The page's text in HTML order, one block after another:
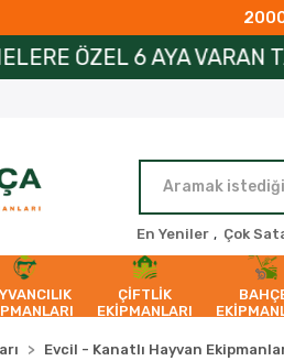
2000
TAKSİT İMKANI !
En Yeniler , Çok
ÇİFTLİK
EKİPMANLARI
Evcil - Kanatlı Hayvan